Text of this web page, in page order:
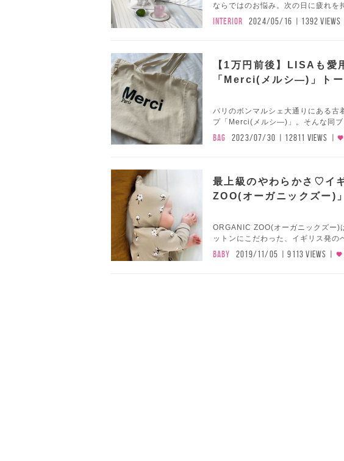
ならではのお悩み。次の日に疲れ
INTERIOR 2024/05/16 1392 VIEWS
【1万円前後】LISAも
「Merci(メルシ―)」ト
パリのボンマルシェ大通りにある古
プ「Merci(メルシ―)」。そんな同
BAG 2023/07/30 12811 VIEWS
最上級のやわらかさ♡イ
ZOO(オーガニックズー)
ORGANIC ZOO(オーガニックズー)
ットンにこだわった、イギリス発の
BABY 2019/11/05 9113 VIEWS